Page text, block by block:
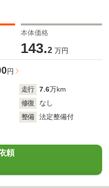
ト 純正17インチ
本体価格
143.2 万円
円
走行 7.6万km
修復
なし
整備
法定整備付
頼